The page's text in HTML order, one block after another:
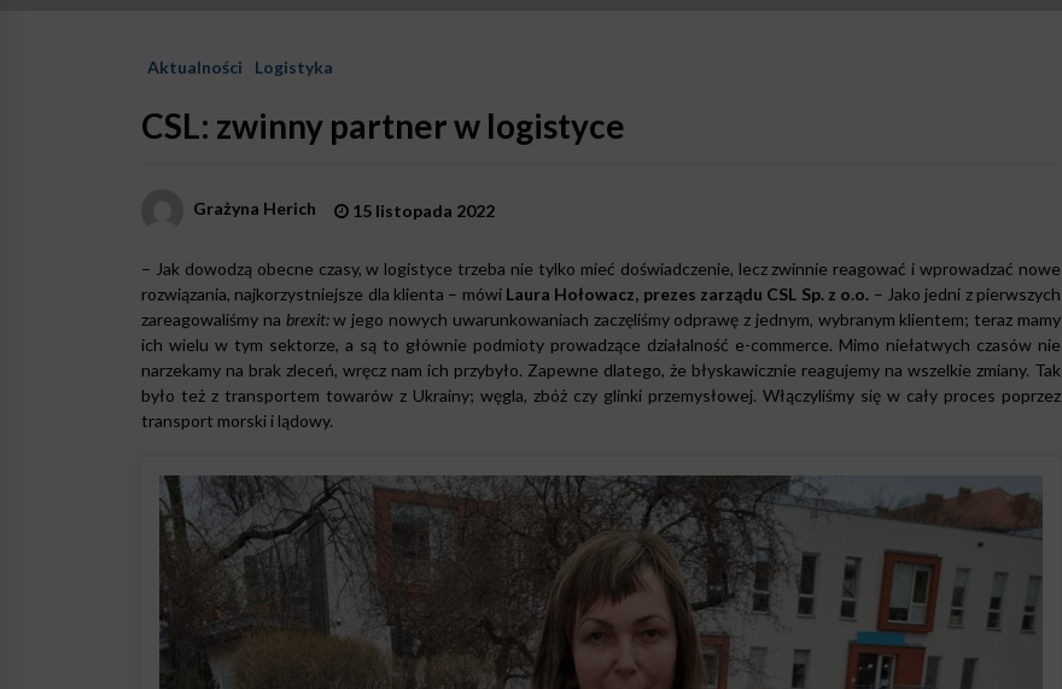
Aktualności Logistyka
CSL: zwinny partner w logistyce
Grażyna Herich 15 listopada 2022
– Jak dowodzą obecne czasy, w logistyce trzeba nie tylko mieć doświadczenie, lecz zwinnie reagować i wprowadzać nowe
rozwiązania, najkorzystniejsze dla klienta – mówi Laura Hołowacz, prezes zarządu CSL Sp. z o.o. – Jako jedni z pierwszych
zareagowaliśmy na brexit:w jego nowych uwarunkowaniach zaczęliśmy odprawę z jednym, wybranym klientem; teraz mamy
ich wielu w tym sektorze, a są to głównie podmioty prowadzące działalność e-commerce. Mimo niełatwych czasów nie
narzekamy na brak zleceń, wręcz nam ich przybyło. Zapewne dlatego, że błyskawicznie reagujemy na wszelkie zmiany. Tak
było też z transportem towarów z Ukrainy; węgla, zbóż czy glinki przemysłowej. Włączyliśmy się w cały proces poprzez
transport morski i lądowy.